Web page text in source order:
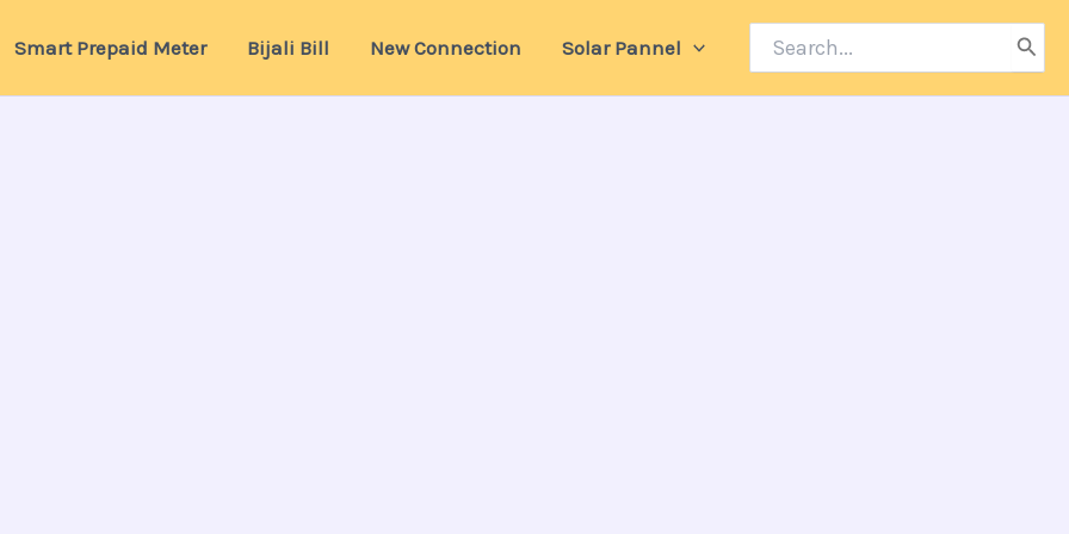
Smart Prepaid Meter Bijali Bill New Connection Solar Pannel
Search
for: